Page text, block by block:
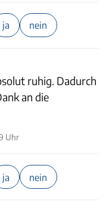
ja nein
ruhig. Dadurch
an die
Uhr
ja nein